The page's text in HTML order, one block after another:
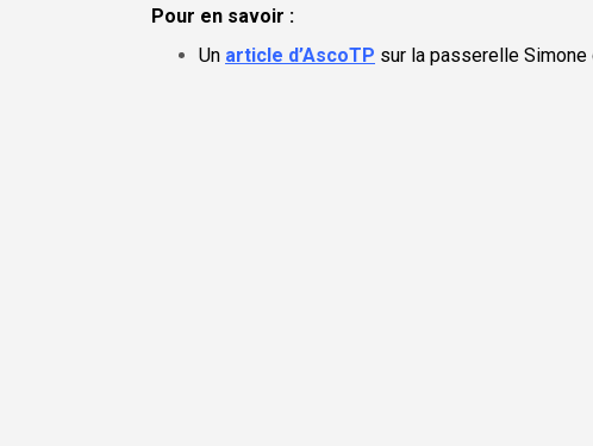
Pour en savoir :
Un article d’AscoTP sur la passerelle Simone